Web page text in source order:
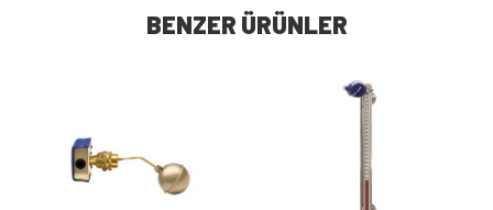
BENZER ÜRÜNLER